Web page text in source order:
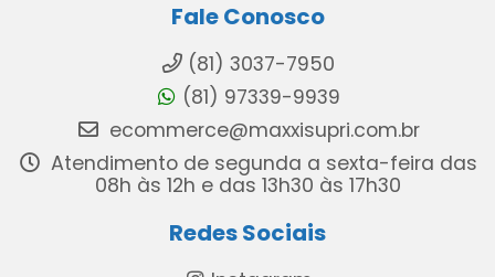
Fale Conosco
(81) 3037-7950
(81) 97339-9939
ecommerce@maxxisupri.com.br
Atendimento de segunda a sexta-feira das
08h às 12h e das 13h30 às 17h30
Redes Sociais